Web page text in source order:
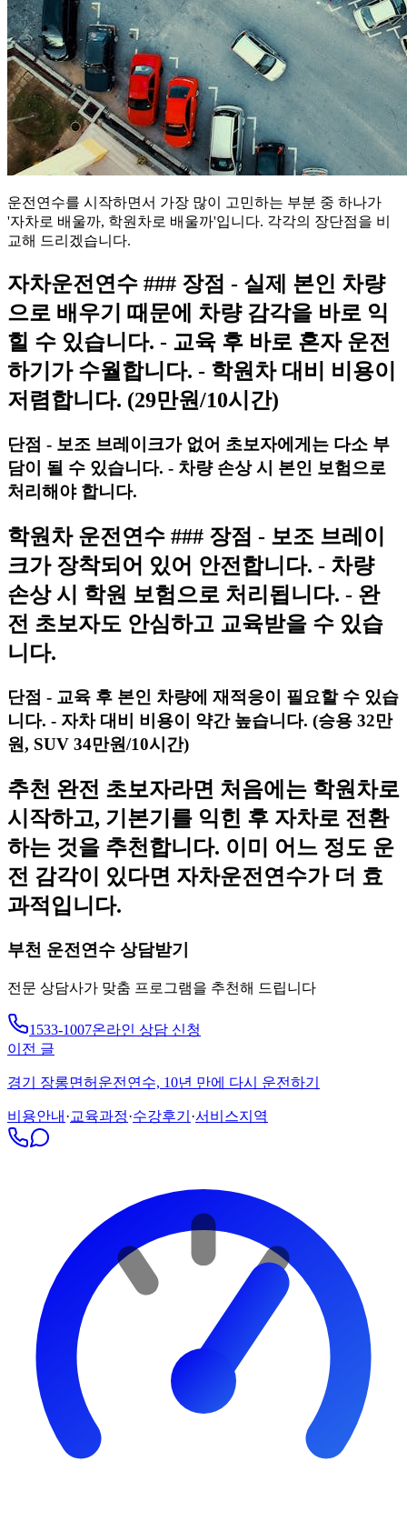
운전연수를 시작하면서 가장 많이 고민하는 부분 중 하나가
'자차로 배울까, 학원차로 배울까'입니다. 각각의 장단점을 비
교해 드리겠습니다.
자차운전연수 ### 장점 - 실제 본인 차량
으로 배우기 때문에 차량 감각을 바로 익
힐 수 있습니다. - 교육 후 바로 혼자 운전
하기가 수월합니다. - 학원차 대비 비용이
저렴합니다. (29만원/10시간)
단점 - 보조 브레이크가 없어 초보자에게는 다소 부
담이 될 수 있습니다. - 차량 손상 시 본인 보험으로
처리해야 합니다.
학원차 운전연수 ### 장점 - 보조 브레이
크가 장착되어 있어 안전합니다. - 차량
손상 시 학원 보험으로 처리됩니다. - 완
전 초보자도 안심하고 교육받을 수 있습
니다.
단점 - 교육 후 본인 차량에 재적응이 필요할 수 있습
니다. - 자차 대비 비용이 약간 높습니다. (승용 32만
원, SUV 34만원/10시간)
추천 완전 초보자라면 처음에는 학원차로
시작하고, 기본기를 익힌 후 자차로 전환
하는 것을 추천합니다. 이미 어느 정도 운
전 감각이 있다면 자차운전연수가 더 효
과적입니다.
부천 운전연수 상담받기
전문 상담사가 맞춤 프로그램을 추천해 드립니다
1533-1007온라인 상담 신청
이전 글
경기 장롱면허운전연수, 10년 만에 다시 운전하기
비용안내 ·교육과정·수강후기 ·서비스지역